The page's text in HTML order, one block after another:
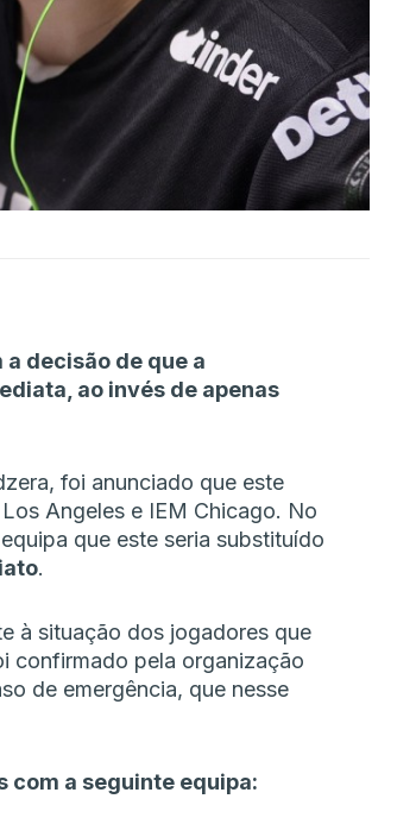
decisão de que a
ao invés de apenas
foi anunciado que este
Angeles e IEM Chicago. No
que este seria substituído
.
à situação dos jogadores que
confirmado pela organização
de emergência, que nesse
com a seguinte equipa: